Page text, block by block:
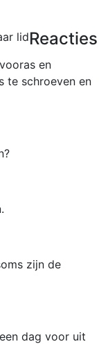
lidReacties
en
te schroeven en
zijn de
dag voor uit